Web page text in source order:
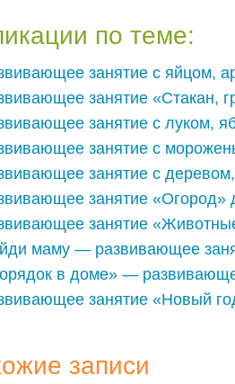
по теме:
занятие с яйцом,
занятие «Стакан,
занятие с луком,
занятие с
занятие с
занятие
занятие
маму — развивающее
в доме» —
занятие «Новый
записи